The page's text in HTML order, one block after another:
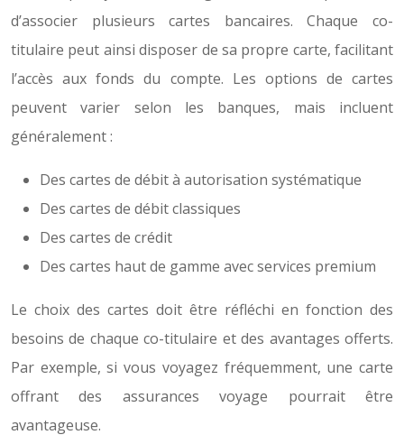
d’associer plusieurs cartes bancaires. Chaque co-
titulaire peut ainsi disposer de sa propre carte, facilitant
l’accès aux fonds du compte. Les options de cartes
peuvent varier selon les banques, mais incluent
généralement :
Des cartes de débit à autorisation systématique
Des cartes de débit classiques
Des cartes de crédit
Des cartes haut de gamme avec services premium
Le choix des cartes doit être réfléchi en fonction des
besoins de chaque co-titulaire et des avantages offerts.
Par exemple, si vous voyagez fréquemment, une carte
offrant des assurances voyage pourrait être
avantageuse.